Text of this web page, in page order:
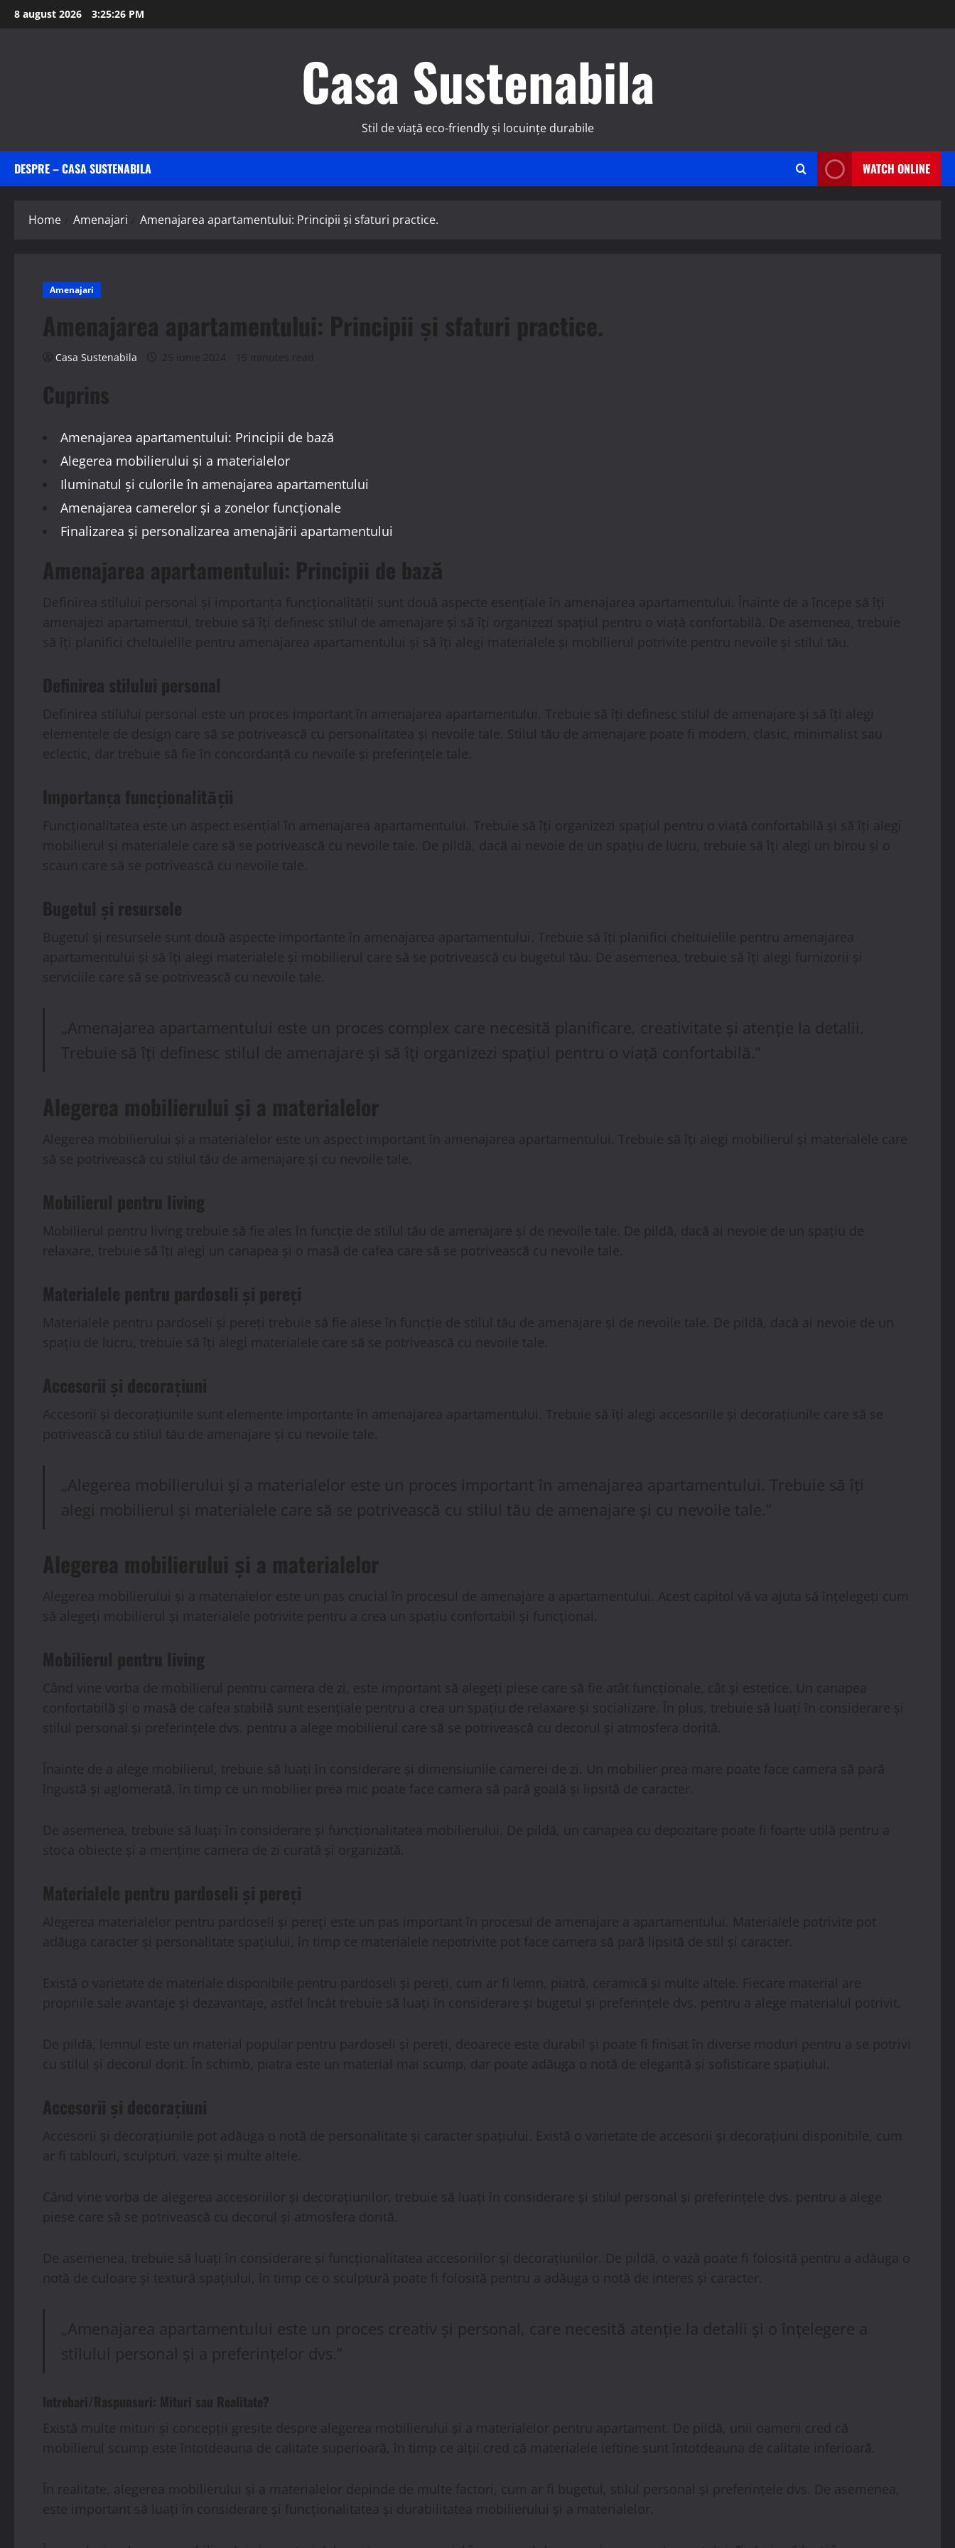
Skip
to
8 august 2026 3:25:27 PM
Casa Sustenabila
Stil de viață eco-friendly și locuințe durabile
DESPRE – CASA SUSTENABILA WATCH ONLINE
Home Amenajari Amenajarea apartamentului: Principii și sfaturi practice.
Amenajari
Amenajarea apartamentului: Principii și sfaturi practice.
Casa Sustenabila 25 iunie 2024 15 minutes read
Cuprins
Amenajarea apartamentului: Principii de bază
Alegerea mobilierului și a materialelor
Iluminatul și culorile în amenajarea apartamentului
Amenajarea camerelor și a zonelor funcționale
Finalizarea și personalizarea amenajării apartamentului
Amenajarea apartamentului: Principii de bază
Definirea stilului personal și importanța funcționalității sunt două aspecte esențiale în amenajarea apartamentului. Înainte de a începe să îți
amenajezi apartamentul, trebuie să îți definesc stilul de amenajare și să îți organizezi spațiul pentru o viață confortabilă. De asemenea, trebuie
să îți planifici cheltuielile pentru amenajarea apartamentului și să îți alegi materialele și mobilierul potrivite pentru nevoile și stilul tău.
Definirea stilului personal
Definirea stilului personal este un proces important în amenajarea apartamentului. Trebuie să îți definesc stilul de amenajare și să îți alegi
elementele de design care să se potrivească cu personalitatea și nevoile tale. Stilul tău de amenajare poate fi modern, clasic, minimalist sau
eclectic, dar trebuie să fie în concordanță cu nevoile și preferințele tale.
Importanța funcționalității
Funcționalitatea este un aspect esențial în amenajarea apartamentului. Trebuie să îți organizezi spațiul pentru o viață confortabilă și să îți alegi
mobilierul și materialele care să se potrivească cu nevoile tale. De pildă, dacă ai nevoie de un spațiu de lucru, trebuie să îți alegi un birou și o
scaun care să se potrivească cu nevoile tale.
Bugetul și resursele
Bugetul și resursele sunt două aspecte importante în amenajarea apartamentului. Trebuie să îți planifici cheltuielile pentru amenajarea
apartamentului și să îți alegi materialele și mobilierul care să se potrivească cu bugetul tău. De asemenea, trebuie să îți alegi furnizorii și
serviciile care să se potrivească cu nevoile tale.
„Amenajarea apartamentului este un proces complex care necesită planificare, creativitate și atenție la detalii.
Trebuie să îți definesc stilul de amenajare și să îți organizezi spațiul pentru o viață confortabilă.”
Alegerea mobilierului și a materialelor
Alegerea mobilierului și a materialelor este un aspect important în amenajarea apartamentului. Trebuie să îți alegi mobilierul și materialele care
să se potrivească cu stilul tău de amenajare și cu nevoile tale.
Mobilierul pentru living
Mobilierul pentru living trebuie să fie ales în funcție de stilul tău de amenajare și de nevoile tale. De pildă, dacă ai nevoie de un spațiu de
relaxare, trebuie să îți alegi un canapea și o masă de cafea care să se potrivească cu nevoile tale.
Materialele pentru pardoseli și pereți
Materialele pentru pardoseli și pereți trebuie să fie alese în funcție de stilul tău de amenajare și de nevoile tale. De pildă, dacă ai nevoie de un
spațiu de lucru, trebuie să îți alegi materialele care să se potrivească cu nevoile tale.
Accesorii și decorațiuni
Accesorii și decorațiunile sunt elemente importante în amenajarea apartamentului. Trebuie să îți alegi accesoriile și decorațiunile care să se
potrivească cu stilul tău de amenajare și cu nevoile tale.
„Alegerea mobilierului și a materialelor este un proces important în amenajarea apartamentului. Trebuie să îți
alegi mobilierul și materialele care să se potrivească cu stilul tău de amenajare și cu nevoile tale.”
Alegerea mobilierului și a materialelor
Alegerea mobilierului și a materialelor este un pas crucial în procesul de amenajare a apartamentului. Acest capitol vă va ajuta să înțelegeți cum
să alegeți mobilierul și materialele potrivite pentru a crea un spațiu confortabil și funcțional.
Mobilierul pentru living
Când vine vorba de mobilierul pentru camera de zi, este important să alegeți piese care să fie atât funcționale, cât și estetice. Un canapea
confortabilă și o masă de cafea stabilă sunt esențiale pentru a crea un spațiu de relaxare și socializare. În plus, trebuie să luați în considerare și
stilul personal și preferințele dvs. pentru a alege mobilierul care să se potrivească cu decorul și atmosfera dorită.
Înainte de a alege mobilierul, trebuie să luați în considerare și dimensiunile camerei de zi. Un mobilier prea mare poate face camera să pară
îngustă și aglomerată, în timp ce un mobilier prea mic poate face camera să pară goală și lipsită de caracter.
De asemenea, trebuie să luați în considerare și funcționalitatea mobilierului. De pildă, un canapea cu depozitare poate fi foarte utilă pentru a
stoca obiecte și a menține camera de zi curată și organizată.
Materialele pentru pardoseli și pereți
Alegerea materialelor pentru pardoseli și pereți este un pas important în procesul de amenajare a apartamentului. Materialele potrivite pot
adăuga caracter și personalitate spațiului, în timp ce materialele nepotrivite pot face camera să pară lipsită de stil și caracter.
Există o varietate de materiale disponibile pentru pardoseli și pereți, cum ar fi lemn, piatră, ceramică și multe altele. Fiecare material are
propriile sale avantaje și dezavantaje, astfel încât trebuie să luați în considerare și bugetul și preferințele dvs. pentru a alege materialul potrivit.
De pildă, lemnul este un material popular pentru pardoseli și pereți, deoarece este durabil și poate fi finisat în diverse moduri pentru a se potrivi
cu stilul și decorul dorit. În schimb, piatra este un material mai scump, dar poate adăuga o notă de eleganță și sofisticare spațiului.
Accesorii și decorațiuni
Accesorii și decorațiunile pot adăuga o notă de personalitate și caracter spațiului. Există o varietate de accesorii și decorațiuni disponibile, cum
ar fi tablouri, sculpturi, vaze și multe altele.
Când vine vorba de alegerea accesoriilor și decorațiunilor, trebuie să luați în considerare și stilul personal și preferințele dvs. pentru a alege
piese care să se potrivească cu decorul și atmosfera dorită.
De asemenea, trebuie să luați în considerare și funcționalitatea accesoriilor și decorațiunilor. De pildă, o vază poate fi folosită pentru a adăuga o
notă de culoare și textură spațiului, în timp ce o sculptură poate fi folosită pentru a adăuga o notă de interes și caracter.
„Amenajarea apartamentului este un proces creativ și personal, care necesită atenție la detalii și o înțelegere a
stilului personal și a preferințelor dvs.”
Intrebari/Raspunsuri: Mituri sau Realitate?
Există multe mituri și concepții greșite despre alegerea mobilierului și a materialelor pentru apartament. De pildă, unii oameni cred că
mobilierul scump este întotdeauna de calitate superioară, în timp ce alții cred că materialele ieftine sunt întotdeauna de calitate inferioară.
În realitate, alegerea mobilierului și a materialelor depinde de multe factori, cum ar fi bugetul, stilul personal și preferințele dvs. De asemenea,
este important să luați în considerare și funcționalitatea și durabilitatea mobilierului și a materialelor.